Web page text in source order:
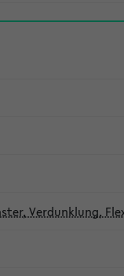
Verdunklung,